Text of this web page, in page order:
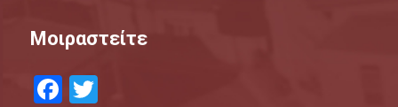
Μοιραστείτε
Facebook
Twitter